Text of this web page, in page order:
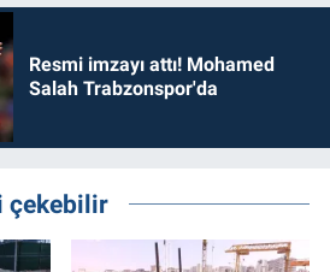
Resmi imzayı attı! Mohamed
Salah Trabzonspor'da
çekebilir